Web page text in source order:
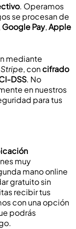
. Operamos
se procesan de
Google Pay,Apple
mediante
Stripe, concifrado
DSS. No
en nuestros
para tus
muy
mano online
gratuitosin
recibir tus
con una opción
podrás